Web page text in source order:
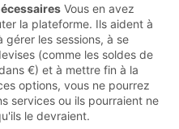
Vous en avez
la plateforme. Ils aident à
gérer les sessions, à se
(comme les soldes de
€) et à mettre fin à la
options, vous ne pourrez
services ou ils pourraient ne
le devraient.